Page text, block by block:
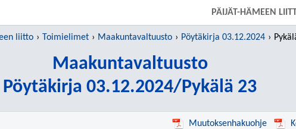
PÄIJÄT-HÄMEEN
liitto Toimielimet Maakuntavaltuusto Pöytäkirja 03.12.2024
Maakuntavaltuusto
Pöytäkirja 03.12.2024/Pykälä 23
Muutoksenhakuohje